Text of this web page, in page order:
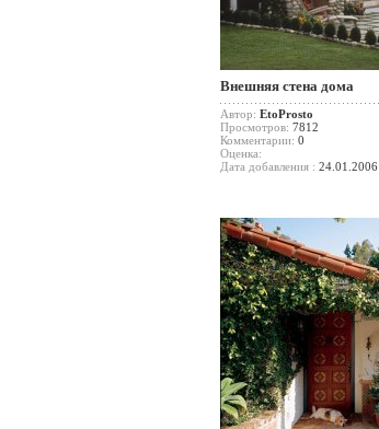
Внешняя стена дома
Автор: EtoProsto
Просмотров: 7812
Комментарии: 0
Оценка:
Дата добавления : 24.01.2006